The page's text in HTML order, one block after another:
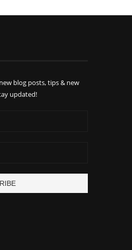
blog posts, tips & new
updated!